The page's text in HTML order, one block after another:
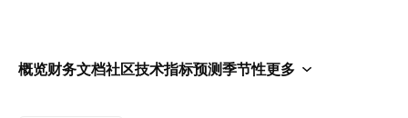
概览财务文档社区技术指标预测季节性更多